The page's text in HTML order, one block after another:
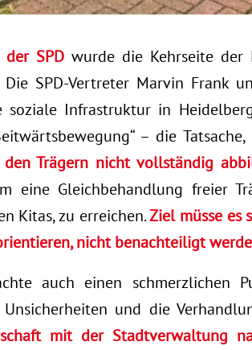
SPD wurde die Kehrseite der
SPD-Vertreter Marvin Frank
Infrastruktur in
– die Tatsache,
Trägern nicht vollständig
eine Gleichbehandlung freier
Kitas, zu erreichen.Ziel müsse es
nicht benachteiligt
auch einen schmerzlichen
und die
mit der Stadtverwaltung